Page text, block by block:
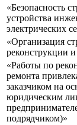
«Безопасность
устройства
электрических
«Организация
реконструкции
«Работы по
ремонта
заказчиком на
юридическим
подрядчиком)»